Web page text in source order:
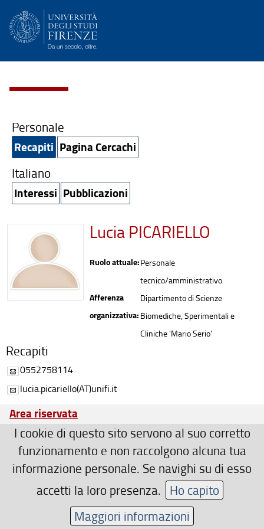
Personale
Recapiti Pagina Cercachi
Italiano
Interessi Pubblicazioni
Lucia PICARIELLO
Ruolo attuale:Personale
tecnico/amministrativo
Afferenza
organizzativa:
Dipartimento di Scienze
Biomediche, Sperimentali e
Cliniche 'Mario Serio'
Recapiti
0552758114
lucia.picariello(AT)unifi.it
Area riservata
I cookie di questo sito servono al suo corretto
funzionamento e non raccolgono alcuna tua
informazione personale. Se navighi su di esso
accetti la loro presenza. Ho capito
Maggiori informazioni